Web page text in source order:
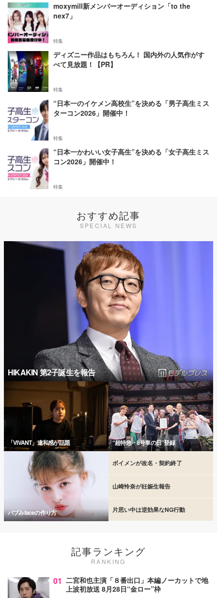
moxymill新メンバーオーディション「to the
nex7」
特集
ディズニー作品はもちろん！ 国内外の人気作がす
べて見放題！【PR】
特集
“日本一のイケメン高校生”を決める「男子高生ミス
ターコン2026」開催中！
特集
“日本一かわいい女子高生”を決める「女子高生ミス
コン2026」開催中！
特集
おすすめ記事
SPECIAL NEWS
HIKAKIN 第2子誕生を報告
「VIVANT」違和感が話題 “超特急・8号車の日”登録
バブみfaceの作り方
ボイメンが改名・契約終了
山崎怜奈が妊娠生報告
片思い中は逆効果なNG行動
記事ランキング
RANKING
01 二宮和也主演「８番出口」本編ノーカットで地
上波初放送 8月28日“金ロー”枠